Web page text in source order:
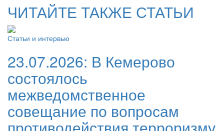
ЧИТАЙТЕ ТАКЖЕ СТАТЬИ
Статьи и интервью
23.07.2026: В Кемерово
состоялось
межведомственное
совещание по вопросам